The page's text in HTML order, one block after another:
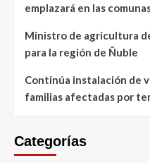
emplazará en las
Ministro de agricultura
para la región de Ñuble
Continúa instalación de
familias afectadas por
Categorías